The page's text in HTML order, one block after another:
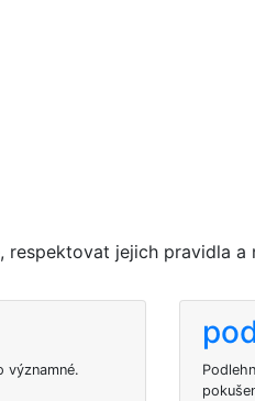
jejich pravidla a
významné.